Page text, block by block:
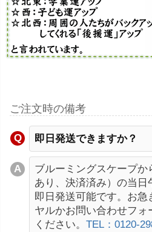
ご注文時の備考
即日発送できますか？
ブルーミングスケープか
あり、決済済み）の当日
即日発送可能です。お急
ヤルかお問い合わせフ
ください。 TEL：0120-